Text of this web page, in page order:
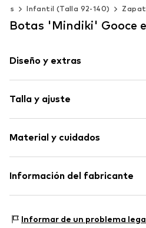
Infantil (Talla 92-140)
Botas 'Mindiki' Gooce
Diseño y extras
Cuero
Punta redonda
Sin forro
Talla y ajuste
Material y cuidados
Material superior: Cuero
Forro: Lana
Información del fabricante
13014 Marseille
Informar de un problema